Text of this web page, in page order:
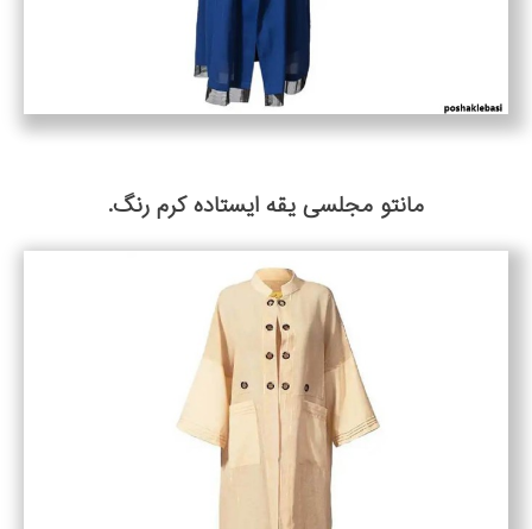
مانتو مجلسی یقه ایستاده کرم رنگ.